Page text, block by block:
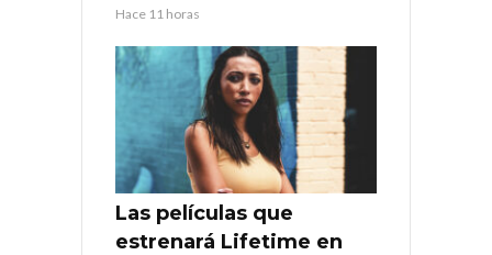
Hace 11 horas
Las películas que
estrenará Lifetime en